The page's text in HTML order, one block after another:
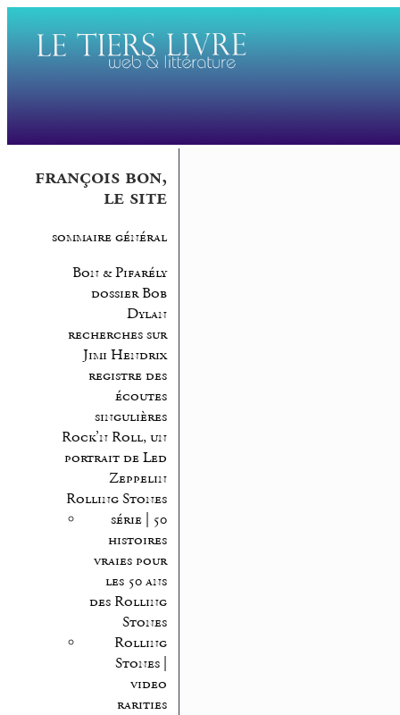
françois bon,
le site
sommaire général
Bon & Pifarély
dossier Bob
Dylan
recherches sur
Jimi Hendrix
registre des
écoutes
singulières
Rock’n Roll, un
portrait de Led
Zeppelin
Rolling Stones
série | 50
histoires
vraies pour
les 50 ans
des Rolling
Stones
Rolling
Stones |
video
rarities